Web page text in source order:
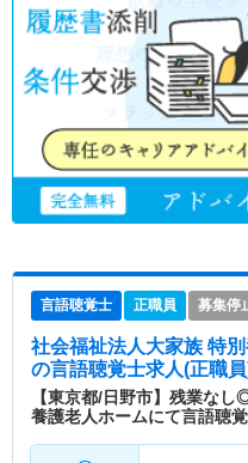
言語聴覚士 正職員 募集停
社会福祉法人大家族 特
の言語聴覚士求人(正職
【東京都/日野市】残業な
養護老人ホームにて言語聴覚